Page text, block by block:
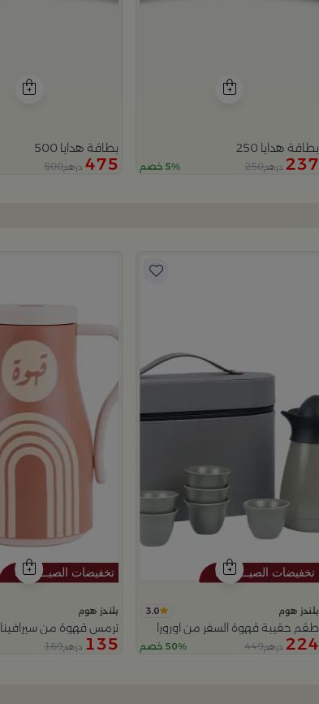
بطاقة هدايا 250
237 درهم250 5% خصم
بطاقة هدايا 500
475 درهم500
بلندز هوم 3.0
طقم حقيبة قهوة السفر من اورورا
224 درهم449 50% خصم
بلندز هوم
ترمس قهوة من سيرافينا
135 درهم169